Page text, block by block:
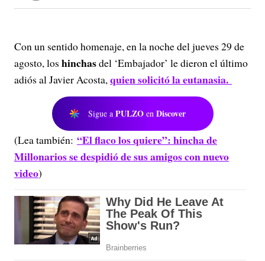
Con un sentido homenaje, en la noche del jueves 29 de
agosto, los hinchasdel ‘Embajador’ le dieron el último
adiós al Javier Acosta,quien solicitó la eutanasia.
Sigue a PULZO en Discover
(Lea también: “El flaco los quiere”: hincha de
Millonarios se despidió de sus amigos con nuevo
video)